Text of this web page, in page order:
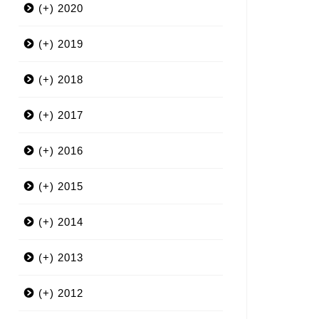
(+) 2020
3月
(+) 2019
12月
9月
7月
6月
5月
4月
3月
(+) 2018
12月
11月
10月
9月
8月
7月
(+) 2017
12月
11月
10月
9月
8月
(+) 2016
12月
11月
10月
9月
(+) 2015
12月
11月
10月
(+) 2014
12月
11月
(+) 2013
12月
(+) 2012